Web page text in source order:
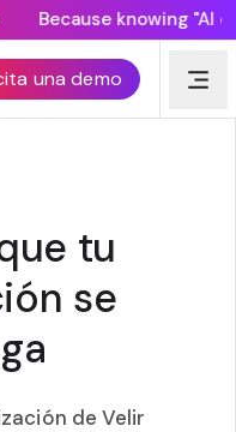
Because knowing "AI
una demo
DE VELIR
tu
se
de Velir